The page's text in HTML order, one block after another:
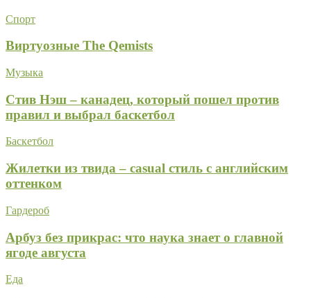
Спорт
Виртуозные The Qemists
Музыка
Стив Нэш – канадец, который пошел против
правил и выбрал баскетбол
Баскетбол
Жилетки из твида – casual стиль с английским
оттенком
Гардероб
Арбуз без прикрас: что наука знает о главной
ягоде августа
Еда